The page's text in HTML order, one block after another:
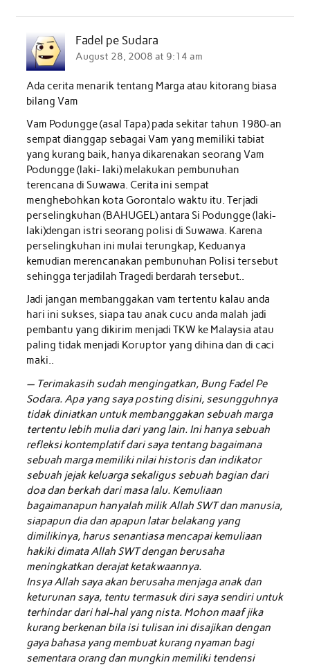
Fadel pe Sudara
August 28, 2008 at 9:14 am
Ada cerita menarik tentang Marga atau kitorang biasa
bilang Vam
Vam Podungge (asal Tapa) pada sekitar tahun 1980-an
sempat dianggap sebagai Vam yang memiliki tabiat
yang kurang baik, hanya dikarenakan seorang Vam
Podungge (laki- laki) melakukan pembunuhan
terencana di Suwawa. Cerita ini sempat
menghebohkan kota Gorontalo waktu itu. Terjadi
perselingkuhan (BAHUGEL) antara Si Podungge (laki-
laki)dengan istri seorang polisi di Suwawa. Karena
perselingkuhan ini mulai terungkap, Keduanya
kemudian merencanakan pembunuhan Polisi tersebut
sehingga terjadilah Tragedi berdarah tersebut..
Jadi jangan membanggakan vam tertentu kalau anda
hari ini sukses, siapa tau anak cucu anda malah jadi
pembantu yang dikirim menjadi TKW ke Malaysia atau
paling tidak menjadi Koruptor yang dihina dan di caci
maki..
— Terimakasih sudah mengingatkan, Bung Fadel Pe
Sodara. Apa yang saya posting disini, sesungguhnya
tidak diniatkan untuk membanggakan sebuah marga
tertentu lebih mulia dari yang lain. Ini hanya sebuah
refleksi kontemplatif dari saya tentang bagaimana
sebuah marga memiliki nilai historis dan indikator
sebuah jejak keluarga sekaligus sebuah bagian dari
doa dan berkah dari masa lalu. Kemuliaan
bagaimanapun hanyalah milik Allah SWT dan manusia,
siapapun dia dan apapun latar belakang yang
dimilikinya, harus senantiasa mencapai kemuliaan
hakiki dimata Allah SWT dengan berusaha
meningkatkan derajat ketakwaannya.
Insya Allah saya akan berusaha menjaga anak dan
keturunan saya, tentu termasuk diri saya sendiri untuk
terhindar dari hal-hal yang nista. Mohon maaf jika
kurang berkenan bila isi tulisan ini disajikan dengan
gaya bahasa yang membuat kurang nyaman bagi
sementara orang dan mungkin memiliki tendensi